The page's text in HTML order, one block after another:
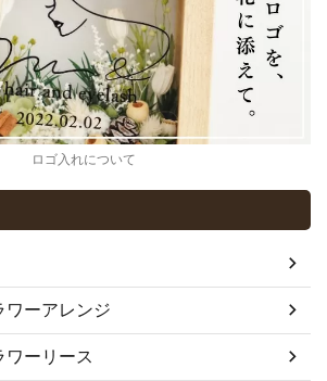
ロゴ入れについて
ワーアレンジ
ワーリース